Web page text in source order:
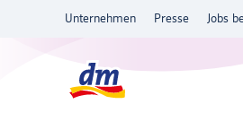
Unternehmen Presse Jobs